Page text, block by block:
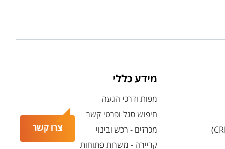
צרו קשר
מידע כללי
מפות ודרכי הגעה
חיפוש סגל ופרטי קשר
מכרזים - רכש ובינוי
קריירה - משרות פתוחות